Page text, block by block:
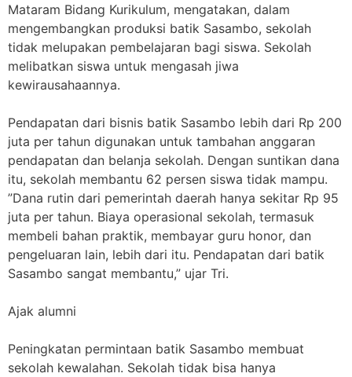
Mataram Bidang Kurikulum, mengatakan, dalam
mengembangkan produksi batik Sasambo, sekolah
tidak melupakan pembelajaran bagi siswa. Sekolah
melibatkan siswa untuk mengasah jiwa
kewirausahaannya.
Pendapatan dari bisnis batik Sasambo lebih dari Rp 200
juta per tahun digunakan untuk tambahan anggaran
pendapatan dan belanja sekolah. Dengan suntikan dana
itu, sekolah membantu 62 persen siswa tidak mampu.
”Dana rutin dari pemerintah daerah hanya sekitar Rp 95
juta per tahun. Biaya operasional sekolah, termasuk
membeli bahan praktik, membayar guru honor, dan
pengeluaran lain, lebih dari itu. Pendapatan dari batik
Sasambo sangat membantu,” ujar Tri.
Ajak alumni
Peningkatan permintaan batik Sasambo membuat
sekolah kewalahan. Sekolah tidak bisa hanya